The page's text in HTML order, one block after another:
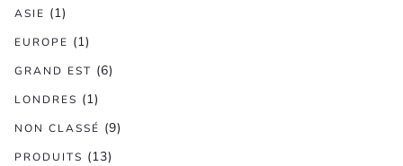
ASIE (1)
EUROPE (1)
GRAND EST (6)
LONDRES (1)
NON CLASSÉ (9)
PRODUITS (13)